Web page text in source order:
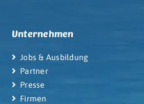
Unternehmen
Jobs & Ausbildung
Partner
Presse
Firmen